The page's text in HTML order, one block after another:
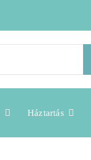
Háztartás